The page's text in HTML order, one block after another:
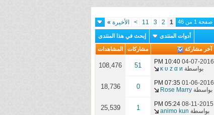
صفحة 1 من 46 1
2
3
11
> الأخيرة »
أدوات المنتدى إبحث في هذا المنتدى
آخر مشاركة مشاركات المشاهدات
04-07-2016
10:40 PM
بواسطة ĸ υ z α и
51
108,476
01-06-2016
07:35 PM
بواسطة Rose Marry
0
18,736
08-11-2015
05:24 PM
بواسطة animo kun
1
25,539